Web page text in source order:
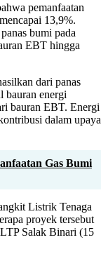
pemanfaatan
13,9%.
bumi pada
EBT hingga
dari panas
bauran energi
bauran EBT. Energi
dalam upaya
Gas Bumi
Listrik Tenaga
proyek tersebut
Salak Binari (15